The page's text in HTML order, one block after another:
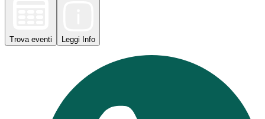
Trova eventi Leggi Info